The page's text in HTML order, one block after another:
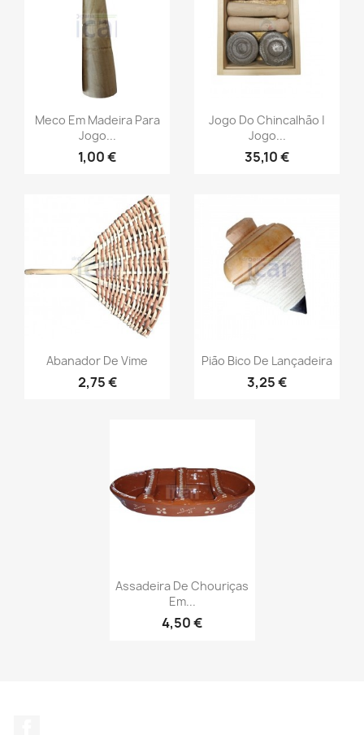
Meco Em Madeira Para
Jogo...
1,00 €
Jogo Do Chincalhão |
Jogo...
35,10 €
Abanador De Vime
2,75 €
Pião Bico De Lançadeira
3,25 €
Assadeira De Chouriças
Em...
4,50 €